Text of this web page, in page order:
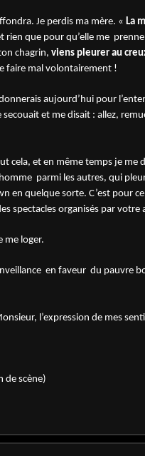
Je perdis ma mère. « La
rien que pour qu’elle me
chagrin, viens pleurer au
faire mal volontairement !
aujourd’hui pour
secouait et me disait : allez,
cela, et en même temps je me
parmi les autres, qui
en quelque sorte. C’est pour
spectacles organisés par votre
me loger.
en faveur du pauvre
l’expression de mes
de scène)